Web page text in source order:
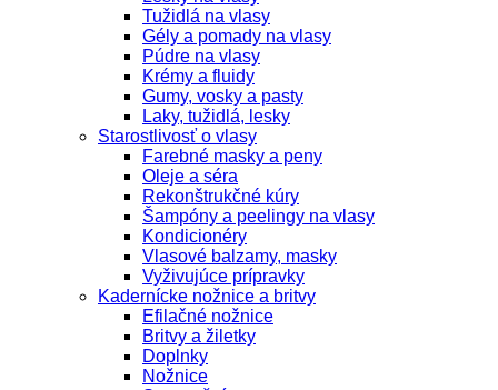
Tužidlá na vlasy
Gély a pomady na vlasy
Púdre na vlasy
Krémy a fluidy
Gumy, vosky a pasty
Laky, tužidlá, lesky
Starostlivosť o vlasy
Farebné masky a peny
Oleje a séra
Rekonštrukčné kúry
Šampóny a peelingy na vlasy
Kondicionéry
Vlasové balzamy, masky
Vyživujúce prípravky
Kadernícke nožnice a britvy
Efilačné nožnice
Britvy a žiletky
Doplnky
Nožnice